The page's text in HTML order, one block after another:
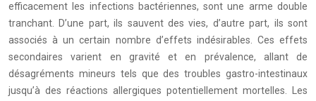
efficacement les infections bactériennes, sont une arme double
tranchant. D’une part, ils sauvent des vies, d’autre part, ils sont
associés à un certain nombre d’effets indésirables. Ces effets
secondaires varient en gravité et en prévalence, allant de
désagréments mineurs tels que des troubles gastro-intestinaux
jusqu’à des réactions allergiques potentiellement mortelles. Les